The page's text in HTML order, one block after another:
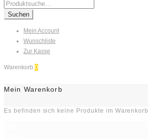
Search
for:
Suchen
Mein Account
Wunschliste
Zur Kasse
Warenkorb 0
Mein Warenkorb
Es befinden sich keine Produkte im Warenkorb.